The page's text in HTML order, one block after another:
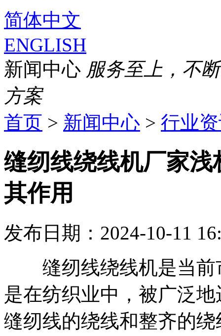
简体中文
ENGLISH
新闻中心 服务至上，不
方案
首页 > 新闻中心 > 行业
缝纫线绕线机厂家
其作用
发布日期：2024-10-11
缝纫线绕线机是当前
是在纺织业中，被广泛
缝纫线的绕线和整齐的